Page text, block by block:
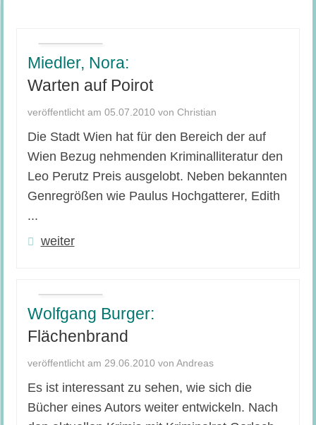
Miedler, Nora:
Warten auf Poirot
veröffentlicht am 05.07.2010 von Christian
Die Stadt Wien hat für den Bereich der auf
Wien Bezug nehmenden Kriminalliteratur den
Leo Perutz Preis ausgelobt. Neben bekannten
Genregrößen wie Paulus Hochgatterer, Edith
...
weiter
Wolfgang Burger:
Flächenbrand
veröffentlicht am 29.06.2010 von Andreas
Es ist interessant zu sehen, wie sich die
Bücher eines Autors weiter entwickeln. Nach